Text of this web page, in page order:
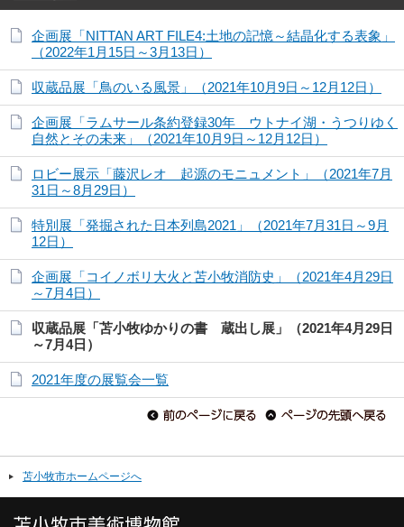
企画展「NITTAN ART FILE4:土地の記憶～結晶化する表象」
（2022年1月15日～3月13日）
収蔵品展「鳥のいる風景」（2021年10月9日～12月12日）
企画展「ラムサール条約登録30年 ウトナイ湖・うつりゆく
自然とその未来」（2021年10月9日～12月12日）
ロビー展示「藤沢レオ 起源のモニュメント」（2021年7月
31日～8月29日）
特別展「発掘された日本列島2021」（2021年7月31日～9月
12日）
企画展「コイノボリ大火と苫小牧消防史」（2021年4月29日
～7月4日）
収蔵品展「苫小牧ゆかりの書 蔵出し展」（2021年4月29日
～7月4日）
2021年度の展覧会一覧
苫小牧市ホームページへ